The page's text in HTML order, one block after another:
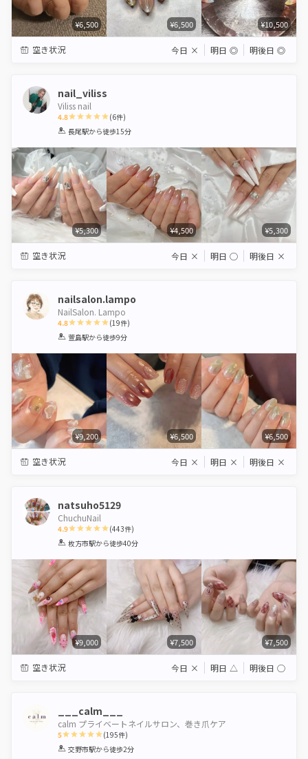
¥6,500 ¥6,500 ¥10,500
空き状況 今日 × 明日 ◎ 明後日 ◎
nail_viliss
Viliss nail
4.8
1 2 3 4 5
(6件)
長尾駅から徒歩15分
¥5,300 ¥4,500 ¥5,300
空き状況 今日 × 明日 ◯ 明後日 ×
nailsalon.lampo
NailSalon. Lampo
4.8
1 2 3 4 5
(19件)
萱島駅から徒歩9分
¥9,200 ¥6,500 ¥6,500
空き状況 今日 × 明日 × 明後日 ×
natsuho5129
ChuchuNail
4.9
1 2 3 4 5
(443件)
枚方市駅から徒歩40分
¥9,000 ¥7,500 ¥7,500
空き状況 今日 × 明日 △ 明後日 ◯
___calm___
calm プライベートネイルサロン、巻き爪ケア
5
1 2 3 4 5
(195件)
交野市駅から徒歩2分